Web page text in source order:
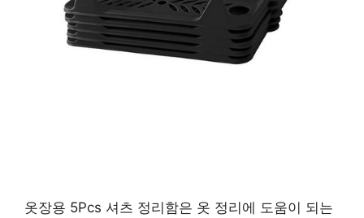
옷장용 5Pcs 셔츠 정리함은 옷 정리에 도움이 되는